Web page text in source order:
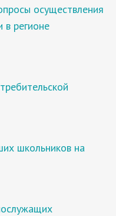
осуществления
в регионе
школьников на